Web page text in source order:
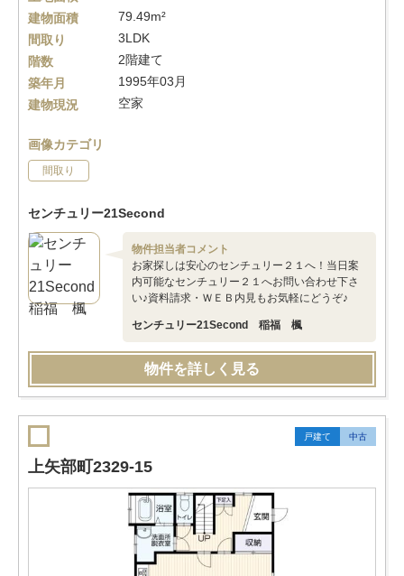
建物面積
79.49m²
間取り
3LDK
階数
2階建て
築年月
1995年03月
建物現況
空家
画像カテゴリ
間取り
センチュリー21Second
物件担当者コメント
お家探しは安心のセンチュリー２１へ！当日案
内可能なセンチュリー２１へお問い合わせ下さ
い♪資料請求・ＷＥＢ内見もお気軽にどうぞ♪
センチュリー21Second 稲福 楓
物件を詳しく見る
戸建て 中古
上矢部町2329-15